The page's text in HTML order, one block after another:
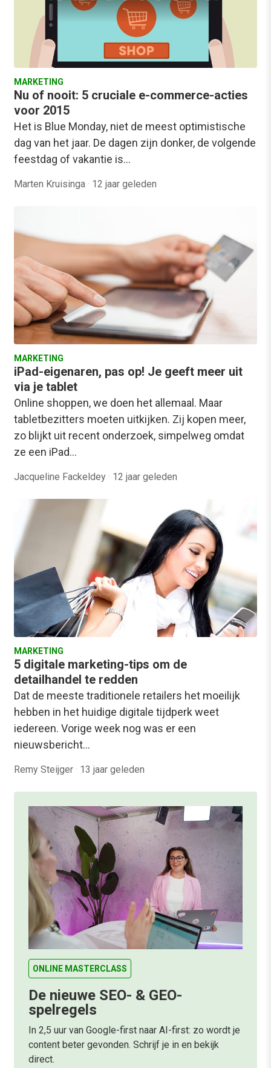
MARKETING
Nu of nooit: 5 cruciale e-commerce-acties
voor 2015
Het is Blue Monday, niet de meest optimistische
dag van het jaar. De dagen zijn donker, de volgende
feestdag of vakantie is…
Marten Kruisinga · 12 jaar geleden
MARKETING
iPad-eigenaren, pas op! Je geeft meer uit
via je tablet
Online shoppen, we doen het allemaal. Maar
tabletbezitters moeten uitkijken. Zij kopen meer,
zo blijkt uit recent onderzoek, simpelweg omdat
ze een iPad…
Jacqueline Fackeldey · 12 jaar geleden
MARKETING
5 digitale marketing-tips om de
detailhandel te redden
Dat de meeste traditionele retailers het moeilijk
hebben in het huidige digitale tijdperk weet
iedereen. Vorige week nog was er een
nieuwsbericht…
Remy Steijger · 13 jaar geleden
ONLINE MASTERCLASS
De nieuwe SEO- & GEO-
spelregels
In 2,5 uur van Google-first naar AI-first: zo wordt je
content beter gevonden. Schrijf je in en bekijk
direct.